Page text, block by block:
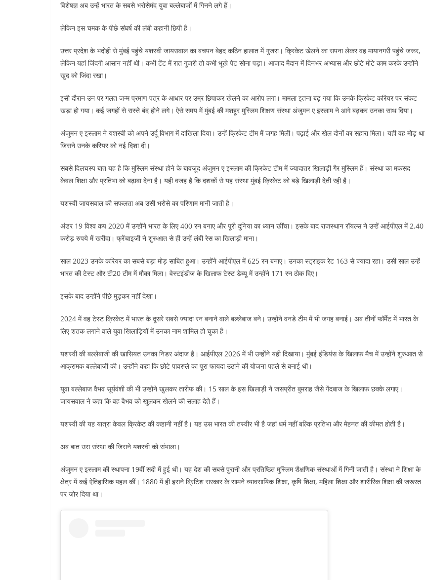
विशेषज्ञ अब उन्हें भारत के सबसे भरोसेमंद युवा बल्लेबाजों में गिनने लगे हैं।
लेकिन इस चमक के पीछे संघर्ष की लंबी कहानी छिपी है।
उत्तर प्रदेश के भदोही से मुंबई पहुंचे यशस्वी जायसवाल का बचपन बेहद कठिन हालात में गुजरा। क्रिकेट खेलने का सपना लेकर वह मायानगरी पहुंचे जरूर,
लेकिन यहां जिंदगी आसान नहीं थी। कभी टेंट में रात गुजरी तो कभी भूखे पेट सोना पड़ा। आजाद मैदान में दिनभर अभ्यास और छोटे मोटे काम करके उन्होंने
खुद को जिंदा रखा।
इसी दौरान उन पर गलत जन्म प्रमाण पत्र के आधार पर उम्र छिपाकर खेलने का आरोप लगा। मामला इतना बढ़ गया कि उनके क्रिकेट करियर पर संकट
खड़ा हो गया। कई जगहों से रास्ते बंद होने लगे। ऐसे समय में मुंबई की मशहूर मुस्लिम शिक्षण संस्था अंजुमन ए इस्लाम ने आगे बढ़कर उनका साथ दिया।
अंजुमन ए इस्लाम ने यशस्वी को अपने उर्दू विभाग में दाखिला दिया। उन्हें क्रिकेट टीम में जगह मिली। पढ़ाई और खेल दोनों का सहारा मिला। यही वह मोड़ था
जिसने उनके करियर को नई दिशा दी।
सबसे दिलचस्प बात यह है कि मुस्लिम संस्था होने के बावजूद अंजुमन ए इस्लाम की क्रिकेट टीम में ज्यादातर खिलाड़ी गैर मुस्लिम हैं। संस्था का मकसद
केवल शिक्षा और प्रतिभा को बढ़ावा देना है। यही वजह है कि दशकों से यह संस्था मुंबई क्रिकेट को बड़े खिलाड़ी देती रही है।
यशस्वी जायसवाल की सफलता अब उसी भरोसे का परिणाम मानी जाती है।
अंडर 19 विश्व कप 2020 में उन्होंने भारत के लिए 400 रन बनाए और पूरी दुनिया का ध्यान खींचा। इसके बाद राजस्थान रॉयल्स ने उन्हें आईपीएल में 2.40
करोड़ रुपये में खरीदा। फ्रेंचाइजी ने शुरुआत से ही उन्हें लंबी रेस का खिलाड़ी माना।
साल 2023 उनके करियर का सबसे बड़ा मोड़ साबित हुआ। उन्होंने आईपीएल में 625 रन बनाए। उनका स्ट्राइक रेट 163 से ज्यादा रहा। उसी साल उन्हें
भारत की टेस्ट और टी20 टीम में मौका मिला। वेस्टइंडीज के खिलाफ टेस्ट डेब्यू में उन्होंने 171 रन ठोक दिए।
इसके बाद उन्होंने पीछे मुड़कर नहीं देखा।
2024 में वह टेस्ट क्रिकेट में भारत के दूसरे सबसे ज्यादा रन बनाने वाले बल्लेबाज बने। उन्होंने वनडे टीम में भी जगह बनाई। अब तीनों फॉर्मेट में भारत के
लिए शतक लगाने वाले युवा खिलाड़ियों में उनका नाम शामिल हो चुका है।
यशस्वी की बल्लेबाजी की खासियत उनका निडर अंदाज है। आईपीएल 2026 में भी उन्होंने यही दिखाया। मुंबई इंडियंस के खिलाफ मैच में उन्होंने शुरुआत से
आक्रामक बल्लेबाजी की। उन्होंने कहा कि छोटे पावरप्ले का पूरा फायदा उठाने की योजना पहले से बनाई थी।
युवा बल्लेबाज वैभव सूर्यवंशी की भी उन्होंने खुलकर तारीफ की। 15 साल के इस खिलाड़ी ने जसप्रीत बुमराह जैसे गेंदबाज के खिलाफ छक्के लगाए।
जायसवाल ने कहा कि वह वैभव को खुलकर खेलने की सलाह देते हैं।
यशस्वी की यह यात्रा केवल क्रिकेट की कहानी नहीं है। यह उस भारत की तस्वीर भी है जहां धर्म नहीं बल्कि प्रतिभा और मेहनत की कीमत होती है।
अब बात उस संस्था की जिसने यशस्वी को संभाला।
अंजुमन ए इस्लाम की स्थापना 19वीं सदी में हुई थी। यह देश की सबसे पुरानी और प्रतिष्ठित मुस्लिम शैक्षणिक संस्थाओं में गिनी जाती है। संस्था ने शिक्षा के
क्षेत्र में कई ऐतिहासिक पहल कीं। 1880 में ही इसने ब्रिटिश सरकार के सामने व्यावसायिक शिक्षा, कृषि शिक्षा, महिला शिक्षा और शारीरिक शिक्षा की जरूरत
पर जोर दिया था।